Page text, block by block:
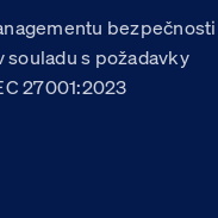
bezpečnosti
souladu s požadavky
27001:2023